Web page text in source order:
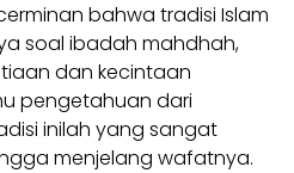
bahwa tradisi Islam
soal ibadah mahdhah,
dan kecintaan
pengetahuan dari
inilah yang sangat
menjelang wafatnya.